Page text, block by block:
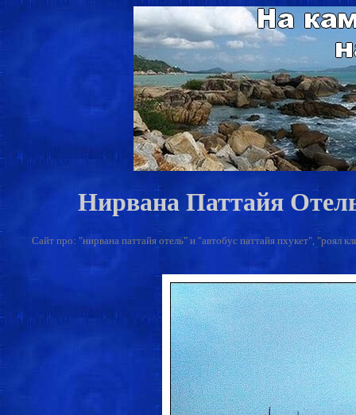
Нирвана Паттайя
Сайт про: "нирвана паттайя отель" и "автобус паттайя пхукет", "роял